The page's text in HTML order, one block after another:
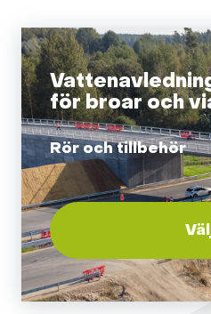
för broar och
Rör och tillbehör